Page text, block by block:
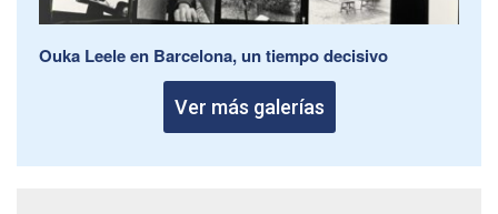
Ouka Leele en Barcelona, un tiempo decisivo
Ver más galerías